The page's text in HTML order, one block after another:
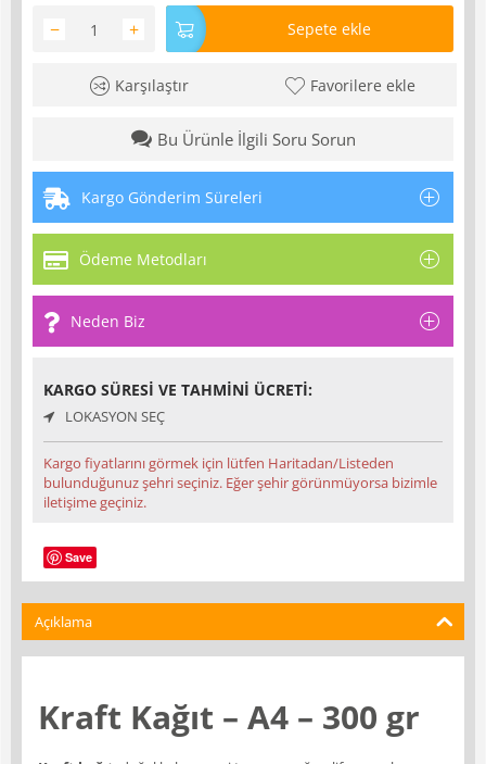
+
− Sepete ekle
Karşılaştır Favorilere ekle
Bu Ürünle İlgili Soru Sorun
Kargo Gönderim Süreleri
Ödeme Metodları
Neden Biz
KARGO SÜRESI VE TAHMINI ÜCRETI:
LOKASYON SEÇ
Kargo fiyatlarını görmek için lütfen Haritadan/Listeden
bulunduğunuz şehri seçiniz. Eğer şehir görünmüyorsa bizimle
iletişime geçiniz.
Save
Açıklama
Kraft Kağıt – A4 – 300 gr